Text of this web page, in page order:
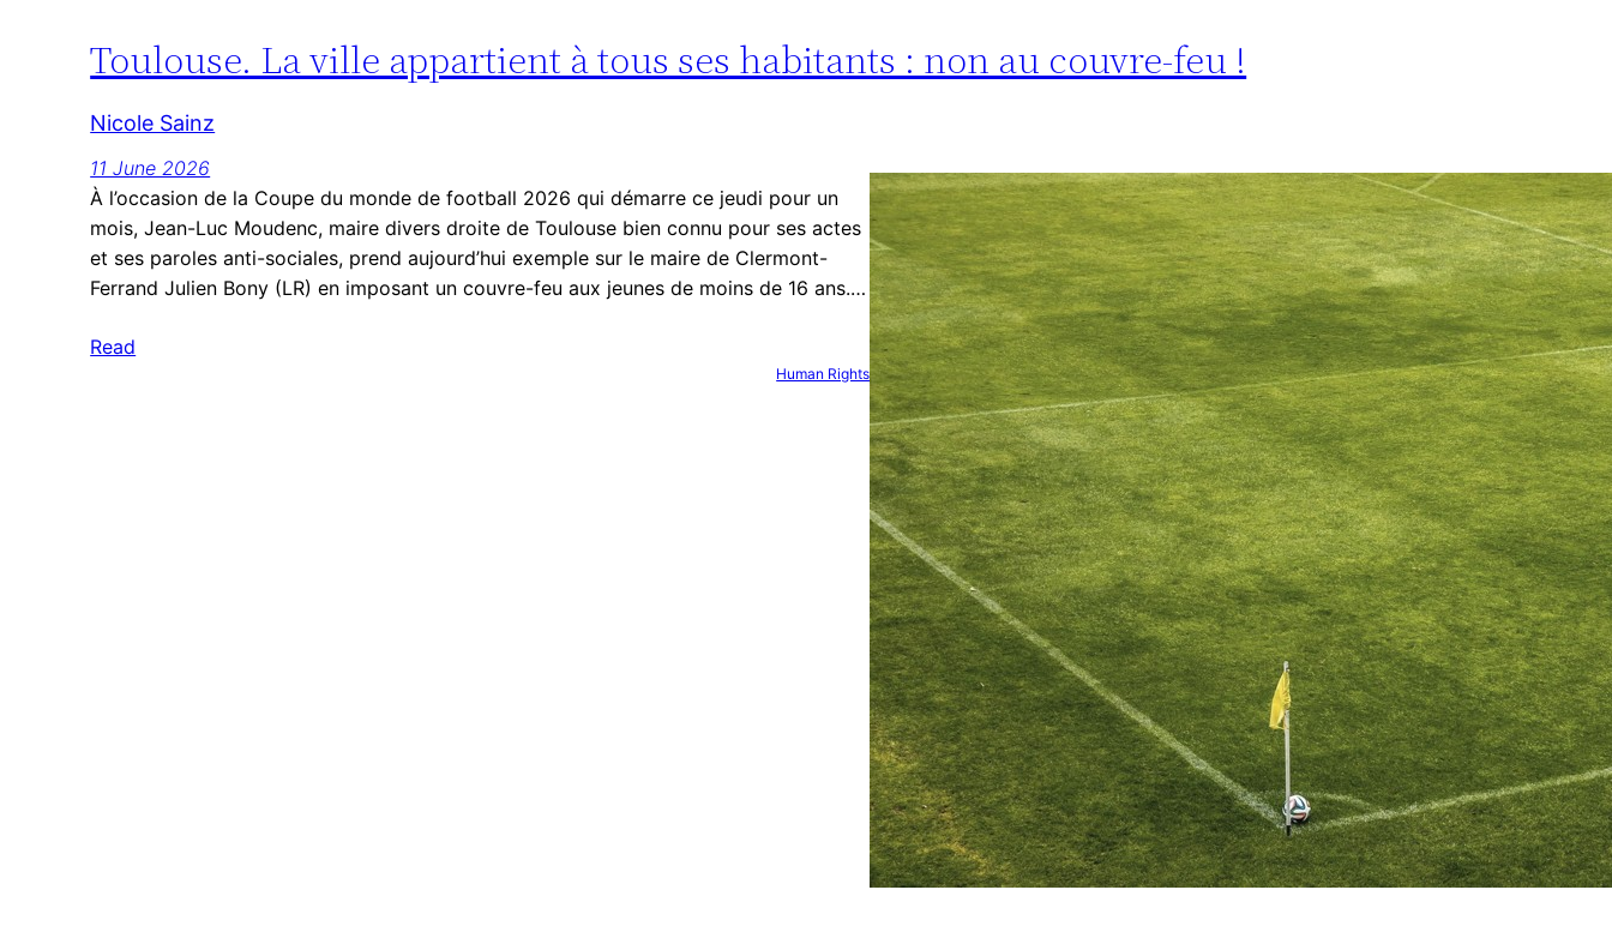
Toulouse. La ville appartient à tous ses habitants : non au couvre-feu !
Nicole Sainz
11 June 2026
À l’occasion de la Coupe du monde de football 2026 qui démarre ce jeudi pour un
mois, Jean-Luc Moudenc, maire divers droite de Toulouse bien connu pour ses actes
et ses paroles anti-sociales, prend aujourd’hui exemple sur le maire de Clermont-
Ferrand Julien Bony (LR) en imposant un couvre-feu aux jeunes de moins de 16 ans.…
Read
Human Rights